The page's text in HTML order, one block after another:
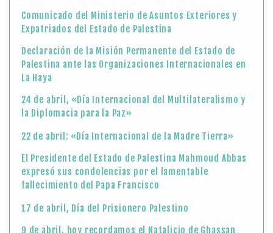
Comunicado del Ministerio de Asuntos Exteriores y
Expatriados del Estado de Palestina
Declaración de la Misión Permanente del Estado de
Palestina ante las Organizaciones Internacionales en
La Haya
24 de abril, «Día Internacional del Multilateralismo y
la Diplomacia para la Paz»
22 de abril: «Día Internacional de la Madre Tierra»
El Presidente del Estado de Palestina Mahmoud Abbas
expresó sus condolencias por el lamentable
fallecimiento del Papa Francisco
17 de abril, Día del Prisionero Palestino
9 de abril, hoy recordamos el Natalicio de Ghassan